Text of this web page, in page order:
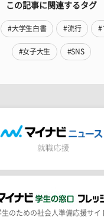
この記事に関連するタグ
#大学生白書 #流行 #
#女子大生 #SNS
生のための社会人準備応援サイ